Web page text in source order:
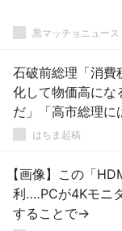
黒マッチョニュース
石破前総理「消費
化して物価高にな
だ」「高市総理に
はちま起稿
【画像】この「
利‥‥PCが4Kモニ
することで→